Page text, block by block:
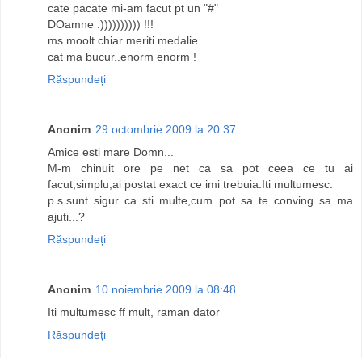
cate pacate mi-am facut pt un "#"
DOamne :)))))))))) !!!
ms moolt chiar meriti medalie....
cat ma bucur..enorm enorm !
Răspundeți
Anonim 29 octombrie 2009 la 20:37
Amice esti mare Domn...
M-m chinuit ore pe net ca sa pot ceea ce tu ai
facut,simplu,ai postat exact ce imi trebuia.Iti multumesc.
p.s.sunt sigur ca sti multe,cum pot sa te conving sa ma
ajuti...?
Răspundeți
Anonim 10 noiembrie 2009 la 08:48
Iti multumesc ff mult, raman dator
Răspundeți